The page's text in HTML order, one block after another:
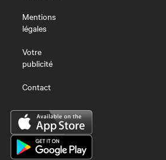
Mentions
légales
Votre
publicité
Contact